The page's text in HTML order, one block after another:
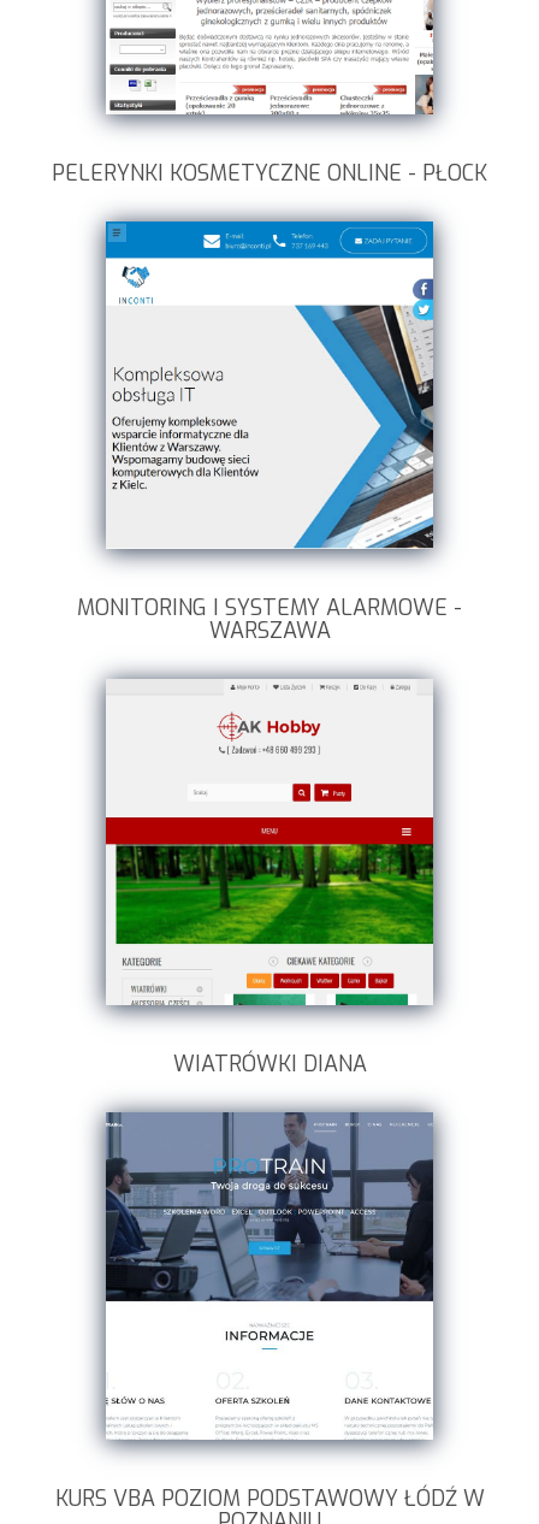
PELERYNKI KOSMETYCZNE ONLINE - PŁOCK
MONITORING I SYSTEMY ALARMOWE -
WARSZAWA
WIATRÓWKI DIANA
KURS VBA POZIOM PODSTAWOWY ŁÓDŹ W